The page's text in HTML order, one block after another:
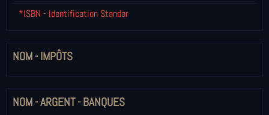
*ISBN - Identification Standar
NOM - IMPÔTS
NOM - ARGENT - BANQUES